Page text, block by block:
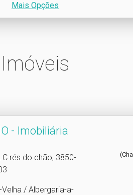
Mais Opções
Imóveis
- Imobiliária
C rés do chão, 3850-
/ Albergaria-a-